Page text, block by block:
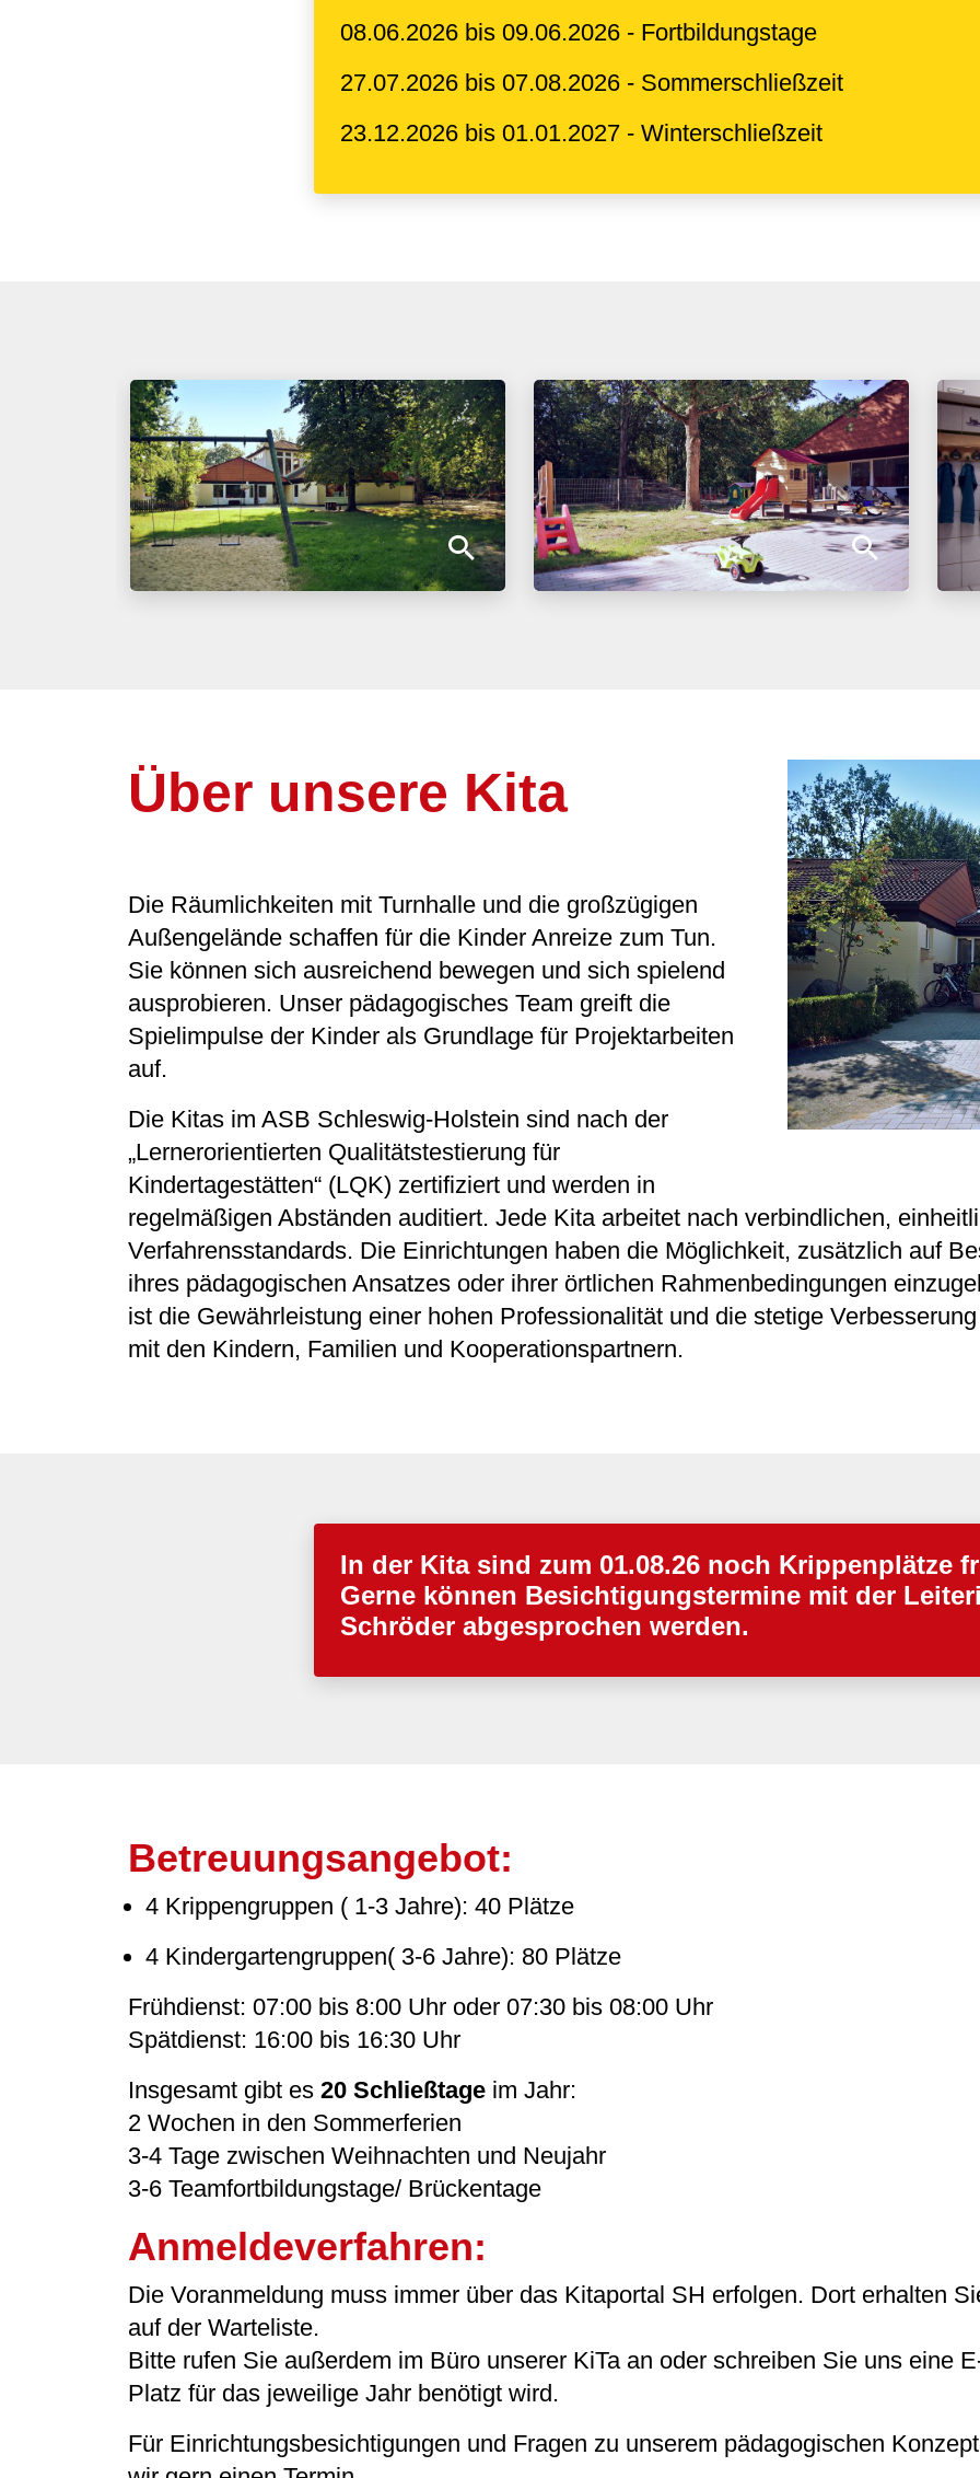
08.06.2026 bis 09.06.2026 - Fortbildungstage
27.07.2026 bis 07.08.2026 - Sommerschließzeit
23.12.2026 bis 01.01.2027 - Winterschließzeit
Über unsere Kita
Die Räumlichkeiten mit Turnhalle und die großzügigen
Außengelände schaffen für die Kinder Anreize zum Tun.
Sie können sich ausreichend bewegen und sich spielend
ausprobieren. Unser pädagogisches Team greift die
Spielimpulse der Kinder als Grundlage für Projektarbeiten
auf.
Die Kitas im ASB Schleswig-Holstein sind nach der
„Lernerorientierten Qualitätstestierung für
Kindertagestätten“ (LQK) zertifiziert und werden in
regelmäßigen Abständen auditiert. Jede Kita arbeitet nach verbindlichen,
Verfahrensstandards. Die Einrichtungen haben die Möglichkeit, zusätzlich auf
ihres pädagogischen Ansatzes oder ihrer örtlichen Rahmenbedingungen
ist die Gewährleistung einer hohen Professionalität und die stetige
mit den Kindern, Familien und Kooperationspartnern.
In der Kita sind zum 01.08.26 noch Krippenplätze
Gerne können Besichtigungstermine mit der
Schröder abgesprochen werden.
Betreuungsangebot:
4 Krippengruppen ( 1-3 Jahre): 40 Plätze
4 Kindergartengruppen( 3-6 Jahre): 80 Plätze
Frühdienst: 07:00 bis 8:00 Uhr oder 07:30 bis 08:00 Uhr
Spätdienst: 16:00 bis 16:30 Uhr
Insgesamt gibt es 20 Schließtage im Jahr:
2 Wochen in den Sommerferien
3-4 Tage zwischen Weihnachten und Neujahr
3-6 Teamfortbildungstage/ Brückentage
Anmeldeverfahren:
Die Voranmeldung muss immer über das Kitaportal SH erfolgen. Dort erhalten
auf der Warteliste.
Bitte rufen Sie außerdem im Büro unserer KiTa an oder schreiben Sie uns eine
Platz für das jeweilige Jahr benötigt wird.
Für Einrichtungsbesichtigungen und Fragen zu unserem pädagogischen